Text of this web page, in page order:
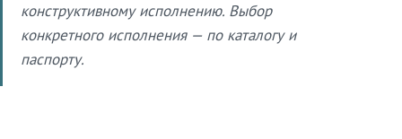
конструктивному исполнению. Выбор
конкретного исполнения — по каталогу и
паспорту.